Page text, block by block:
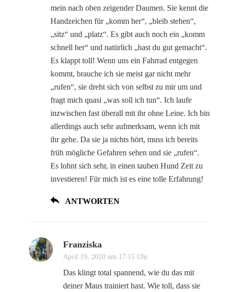
mein nach oben zeigender Daumen. Sie kennt die
Handzeichen für „komm her“, „bleib stehen“,
„sitz“ und „platz“. Es gibt auch noch ein „komm
schnell her“ und natürlich „hast du gut gemacht“.
Es klappt toll! Wenn uns ein Fahrrad entgegen
kommt, brauche ich sie meist gar nicht mehr
„rufen“, sie dreht sich von selbst zu mir um und
fragt mich quasi „was soll ich tun“. Ich laufe
inzwischen fast überall mit ihr ohne Leine. Ich bin
allerdings auch sehr aufmerksam, wenn ich mit
ihr gehe. Da sie ja nichts hört, muss ich bereits
früh mögliche Gefahren sehen und sie „rufen“.
Es lohnt sich sehr, in einen tauben Hund Zeit zu
investieren! Für mich ist es eine tolle Erfahrung!
ANTWORTEN
Franziska
April 19, 2020 um 17:15 Uhr
Das klingt total spannend, wie du das mit
deiner Maus trainiert hast. Wie toll, dass sie